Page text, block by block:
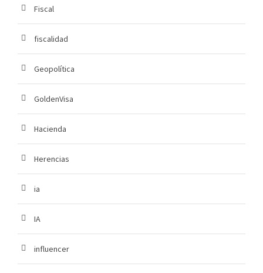
Fiscal
fiscalidad
Geopolítica
GoldenVisa
Hacienda
Herencias
ia
IA
influencer